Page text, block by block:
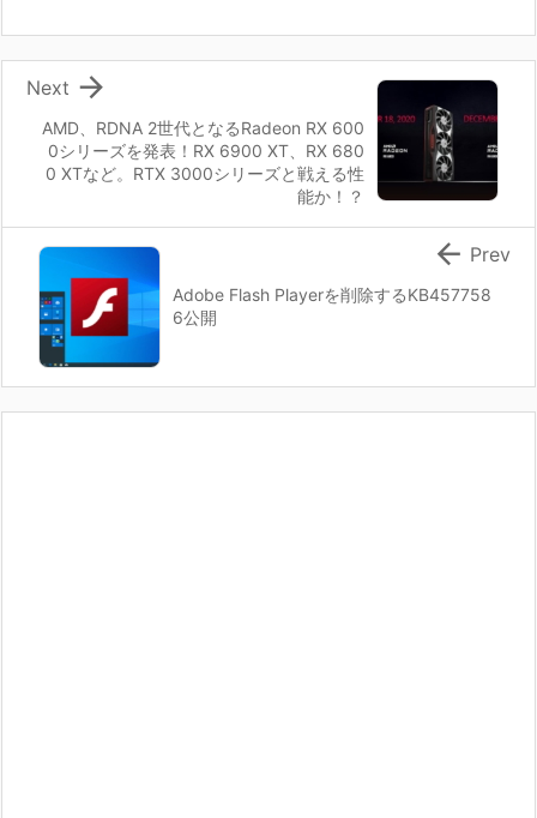
AMD、RDNA 2世代となるRadeon RX 600
0シリーズを発表！RX 6900 XT、RX 680
0 XTなど。RTX 3000シリーズと戦える性
能か！？

Next
Adobe Flash Playerを削除するKB457758
6公開
 Prev